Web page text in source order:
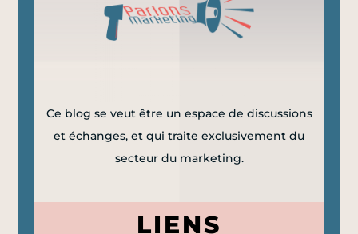
Ce blog se veut être un espace de discussions
et échanges, et qui traite exclusivement du
secteur du marketing.
LIENS